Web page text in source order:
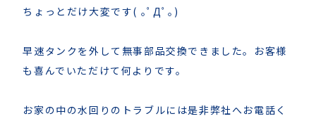
ちょっとだけ大変です( ｡ﾟДﾟ｡)
早速タンクを外して無事部品交換できました。お客様
も喜んでいただけて何よりです。
お家の中の水回りのトラブルには是非弊社へお電話く